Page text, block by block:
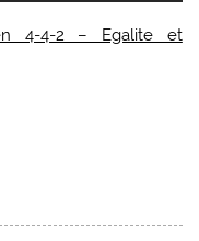
4-4-2 – Egalite et